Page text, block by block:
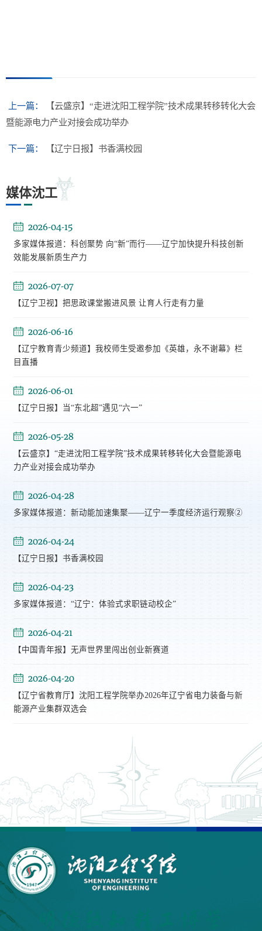
上一篇：
【云盛京】“走进沈阳工程学院”技术成果转移转化大会
暨能源电力产业对接会成功举办
下一篇： 【辽宁日报】书香满校园
媒体沈工
2026-04-15
多家媒体报道：科创聚势 向“新”而行——辽宁加快提升科技创新
效能发展新质生产力
2026-07-07
【辽宁卫视】把思政课堂搬进风景 让育人行走有力量
2026-06-16
【辽宁教育青少频道】我校师生受邀参加《英雄，永不谢幕》栏
目直播
2026-06-01
【辽宁日报】当“东北超”遇见“六一”
2026-05-28
【云盛京】“走进沈阳工程学院”技术成果转移转化大会暨能源电
力产业对接会成功举办
2026-04-28
多家媒体报道：新动能加速集聚——辽宁一季度经济运行观察②
2026-04-24
【辽宁日报】书香满校园
2026-04-23
多家媒体报道：“辽宁：体验式求职链动校企”
2026-04-21
【中国青年报】无声世界里闯出创业新赛道
2026-04-20
【辽宁省教育厅】沈阳工程学院举办2026年辽宁省电力装备与新
能源产业集群双选会